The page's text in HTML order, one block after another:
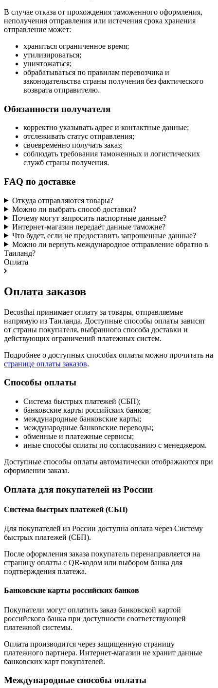
В случае отказа от прохождения таможенного оформления,
неполучения отправления или истечения срока хранения
отправление может:
храниться ограниченное время;
утилизироваться;
уничтожаться;
обрабатываться по правилам перевозчика и
законодательства страны получения без фактического
возврата отправителю.
Обязанности получателя
корректно указывать адрес и контактные данные;
отслеживать статус отправления;
своевременно получать заказ;
соблюдать требования таможенных и логистических
служб страны получения.
FAQ по доставке
Откуда отправляются товары?
Можно ли выбрать способ доставки?
Почему могут запросить паспортные данные?
Интернет-магазин передаёт данные таможне?
Что будет, если не предоставить запрошенные данные?
Можно ли вернуть международное отправление обратно в
Таиланд?
Оплата
Оплата заказов
Decosthai принимает оплату за товары, отправляемые
напрямую из Таиланда. Доступные способы оплаты зависят
от страны покупателя, выбранного способа доставки и
действующих ограничений платежных систем.
Подробнее о доступных способах оплаты можно прочитать на
странице оплаты заказов.
Способы оплаты
Система быстрых платежей (СБП);
банковские карты российских банков;
международные банковские карты;
международные банковские переводы;
обменные и платежные сервисы;
иные способы оплаты по согласованию с менеджером.
Доступные способы оплаты автоматически отображаются при
оформлении заказа.
Оплата для покупателей из России
Система быстрых платежей (СБП)
Для покупателей из России доступна оплата через Систему
быстрых платежей (СБП).
После оформления заказа покупатель перенаправляется на
страницу оплаты с QR-кодом или выбором банка для
подтверждения платежа.
Банковские карты российских банков
Покупатели могут оплатить заказ банковской картой
российского банка при доступности соответствующей
платежной системы.
Оплата производится через защищенную страницу
платежного партнера. Интернет-магазин не хранит данные
банковских карт покупателей.
Международные способы оплаты